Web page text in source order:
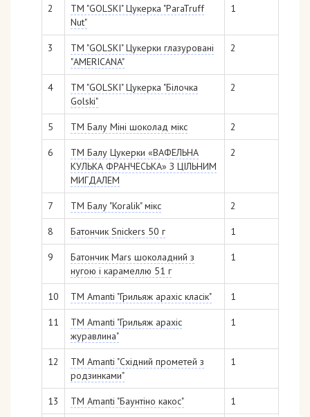
2
ТМ "GOLSKI" Цукерка "ParaTruff
Nut"
1
3
ТМ "GOLSKI" Цукерки глазуровані
"AMERICANA"
2
4
ТМ "GOLSKI" Цукерка "Білочка
Golski"
2
5 ТМ Балу Міні шоколад мікс 2
6
ТМ Балу Цукерки «ВАФЕЛЬНА
КУЛЬКА ФРАНЧЕСЬКА» З ЦІЛЬНИМ
МИГДАЛЕМ
2
7 ТМ Балу "Koralik" мікс 2
8 Батончик Snickers 50 г 1
9
Батончик Mars шоколадний з
нугою і карамеллю 51 г
1
10 ТМ Аmanti "Грильяж арахіс класік" 1
11
ТМ Аmanti "Грильяж арахіс
журавлина"
1
12
ТМ Аmanti "Східний прометей з
родзинками"
1
13 ТМ Аmanti "Баунтіно какос" 1